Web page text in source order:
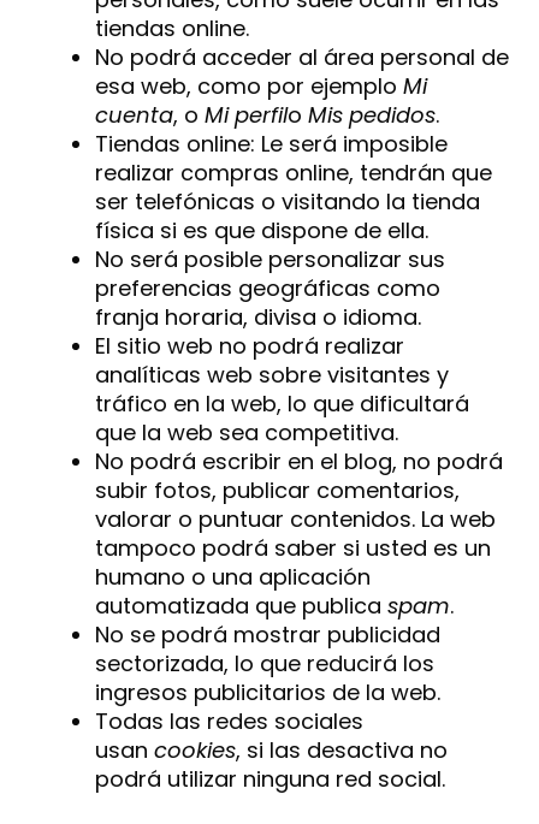
tiendas online.
No podrá acceder al área personal de
esa web, como por ejemplo Mi
cuenta, o Mi perfilo Mis pedidos.
Tiendas online: Le será imposible
realizar compras online, tendrán que
ser telefónicas o visitando la tienda
física si es que dispone de ella.
No será posible personalizar sus
preferencias geográficas como
franja horaria, divisa o idioma.
El sitio web no podrá realizar
analíticas web sobre visitantes y
tráfico en la web, lo que dificultará
que la web sea competitiva.
No podrá escribir en el blog, no podrá
subir fotos, publicar comentarios,
valorar o puntuar contenidos. La web
tampoco podrá saber si usted es un
humano o una aplicación
automatizada que publica spam.
No se podrá mostrar publicidad
sectorizada, lo que reducirá los
ingresos publicitarios de la web.
Todas las redes sociales
usan cookies, si las desactiva no
podrá utilizar ninguna red social.